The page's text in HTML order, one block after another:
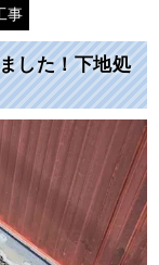
事
した！下地処